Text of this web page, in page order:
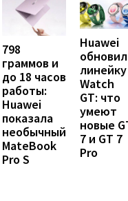
798
граммов и
до 18 часов
работы:
Huawei
показала
необычный
MateBook
Pro S
Huawei
линейку
Watch
GT: что
умеют
новые
7 и GT 7
Pro